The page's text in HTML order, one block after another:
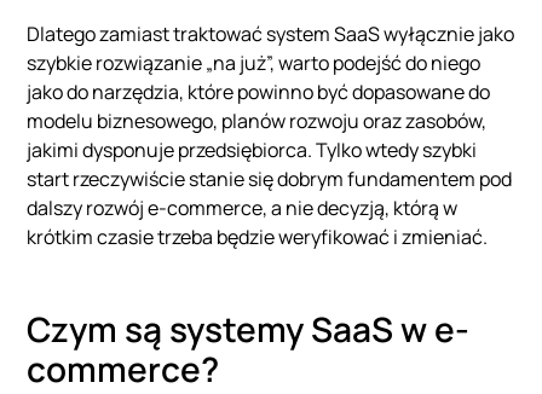
Dlatego zamiast traktować system SaaS wyłącznie jako
szybkie rozwiązanie „na już”, warto podejść do niego
jako do narzędzia, które powinno być dopasowane do
modelu biznesowego, planów rozwoju oraz zasobów,
jakimi dysponuje przedsiębiorca. Tylko wtedy szybki
start rzeczywiście stanie się dobrym fundamentem pod
dalszy rozwój e-commerce, a nie decyzją, którą w
krótkim czasie trzeba będzie weryfikować i zmieniać.
Czym są systemy SaaS w e-
commerce?